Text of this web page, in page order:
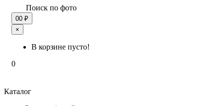
Поиск по фото
00 ₽
×
В корзине пусто!
0
Каталог